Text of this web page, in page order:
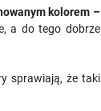
kolorem –
a do tego dobrze
sprawiają, że taki